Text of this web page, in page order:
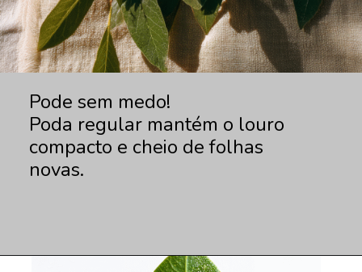
Pode sem medo!
Poda regular mantém o louro
compacto e cheio de folhas
novas.